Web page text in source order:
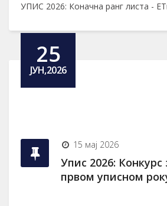
УПИС 2026: Коначна ранг листа -
25
ЈУН,2026
15 мај 2026
Упис 2026: Конкурс
првом уписном